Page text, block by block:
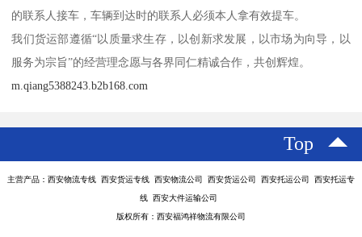
的联系人接车，车辆到达时的联系人必须本人拿有效提车。
我们货运部遵循“以质量求生存，以创新求发展，以市场为向导，以
服务为宗旨”的经营理念愿与各界同仁精诚合作，共创辉煌。
m.qiang5388243.b2b168.com
Top
主营产品：西安物流专线 西安货运专线 西安物流公司 西安货运公司 西安托运公司 西安托运专
线 西安大件运输公司
版权所有：西安福鸿祥物流有限公司